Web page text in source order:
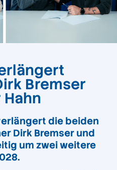
Bremser
die beiden
Dirk Bremser und
um zwei weitere